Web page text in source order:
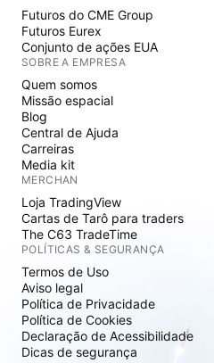
Futuros do CME Group
Futuros Eurex
Conjunto de ações EUA
SOBRE A EMPRESA
Quem somos
Missão espacial
Blog
Central de Ajuda
Carreiras
Media kit
MERCHAN
Loja TradingView
Cartas de Tarô para traders
The C63 TradeTime
POLÍTICAS & SEGURANÇA
Termos de Uso
Aviso legal
Política de Privacidade
Política de Cookies
Declaração de Acessibilidade
Dicas de segurança